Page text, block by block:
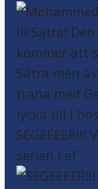
serien i ef